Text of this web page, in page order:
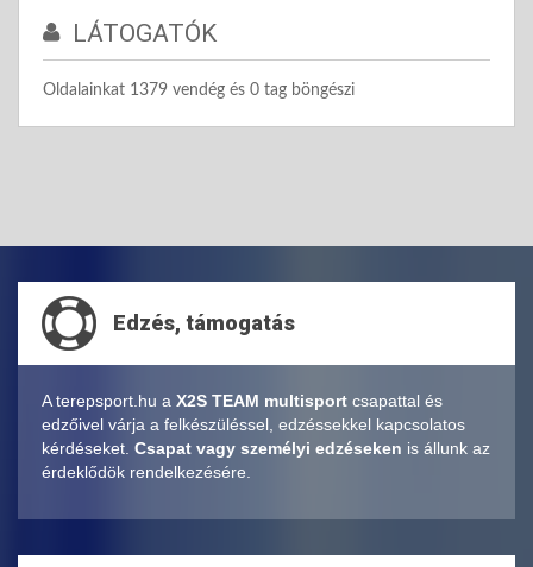
LÁTOGATÓK
Oldalainkat 1379 vendég és 0 tag böngészi
Edzés, támogatás
A terepsport.hu a X2S TEAM multisport csapattal és
edzőivel várja a felkészüléssel, edzéssekkel kapcsolatos
kérdéseket. Csapat vagy személyi edzéseken is állunk az
érdeklődök rendelkezésére.